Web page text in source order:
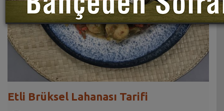
Etli Brüksel Lahanası Tarifi